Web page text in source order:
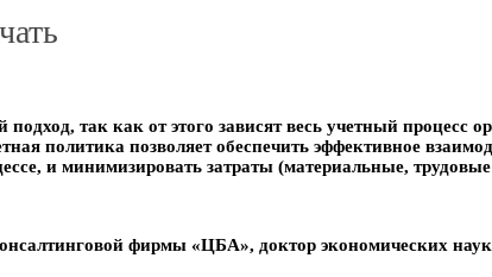
так как от этого зависят весь учетный процесс
политика позволяет обеспечить эффективное
и минимизировать затраты (материальные,
фирмы «ЦБА», доктор экономических